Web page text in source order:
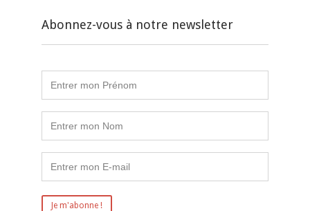
Abonnez-vous à notre newsletter